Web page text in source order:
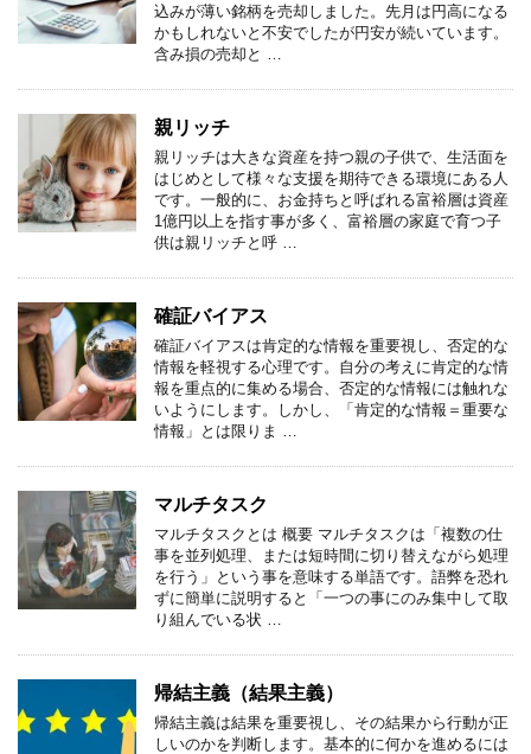
込みが薄い銘柄を売却しました。先月は円高になる
かもしれないと不安でしたが円安が続いています。
含み損の売却と …
親リッチ
親リッチは大きな資産を持つ親の子供で、生活面を
はじめとして様々な支援を期待できる環境にある人
です。一般的に、お金持ちと呼ばれる富裕層は資産
1億円以上を指す事が多く、富裕層の家庭で育つ子
供は親リッチと呼 …
確証バイアス
確証バイアスは肯定的な情報を重要視し、否定的な
情報を軽視する心理です。自分の考えに肯定的な情
報を重点的に集める場合、否定的な情報には触れな
いようにします。しかし、「肯定的な情報＝重要な
情報」とは限りま …
マルチタスク
マルチタスクとは 概要 マルチタスクは「複数の仕
事を並列処理、または短時間に切り替えながら処理
を行う」という事を意味する単語です。語弊を恐れ
ずに簡単に説明すると「一つの事にのみ集中して取
り組んでいる状 …
帰結主義（結果主義）
帰結主義は結果を重要視し、その結果から行動が正
しいのかを判断します。基本的に何かを進めるには